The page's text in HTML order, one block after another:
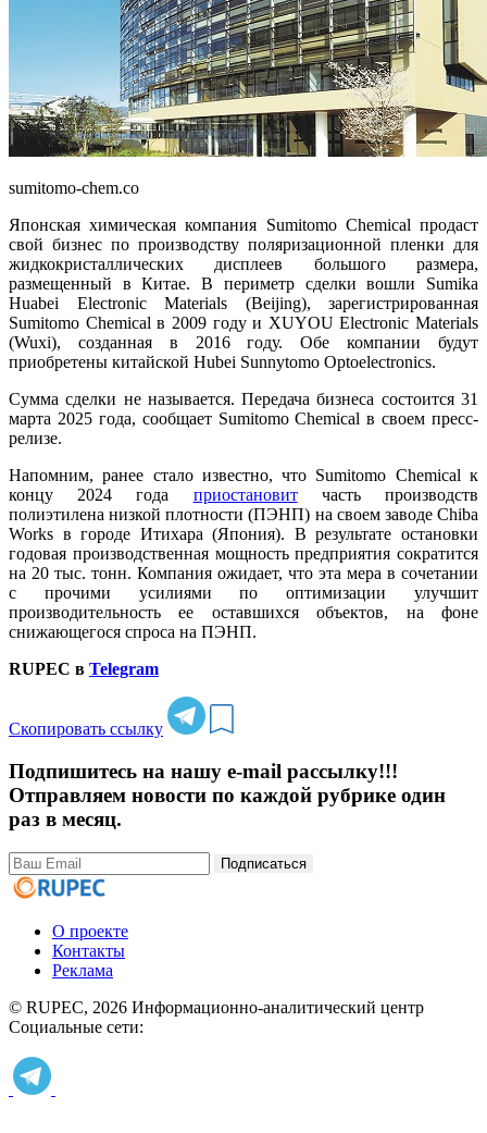
sumitomo-chem.co
Японская химическая компания Sumitomo Chemical продаст
свой бизнес по производству поляризационной пленки для
жидкокристаллических дисплеев большого размера,
размещенный в Китае. В периметр сделки вошли Sumika
Huabei Electronic Materials (Beijing), зарегистрированная
Sumitomo Chemical в 2009 году и XUYOU Electronic Materials
(Wuxi), созданная в 2016 году. Обе компании будут
приобретены китайской Hubei Sunnytomo Optoelectronics.
Сумма сделки не называется. Передача бизнеса состоится 31
марта 2025 года, сообщает Sumitomo Chemical в своем пресс-
релизе.
Напомним, ранее стало известно, что Sumitomo Chemical к
концу 2024 года приостановитчасть производств
полиэтилена низкой плотности (ПЭНП) на своем заводе Chiba
Works в городе Итихара (Япония). В результате остановки
годовая производственная мощность предприятия сократится
на 20 тыс. тонн. Компания ожидает, что эта мера в сочетании
с прочими усилиями по оптимизации улучшит
производительность ее оставшихся объектов, на фоне
снижающегося спроса на ПЭНП.
RUPEC в Telegram
Скопировать ссылку
Подпишитесь на нашу e-mail рассылку!!!
Отправляем новости по каждой рубрике один
раз в месяц.
Подписаться
О проекте
Контакты
Реклама
© RUPEC, 2026 Информационно-аналитический центр
Социальные сети: